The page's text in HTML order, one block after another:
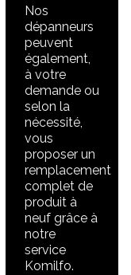
Nos
dépanneurs
peuvent
également,
à votre
demande ou
selon la
nécessité,
vous
proposer un
remplacement
complet de
produit à
neuf grâce à
notre
service
Komilfo.